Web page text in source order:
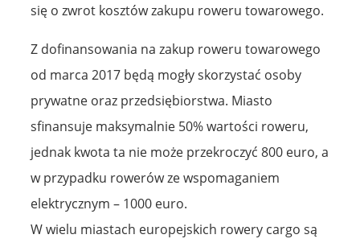
się o zwrot kosztów zakupu roweru towarowego.
Z dofinansowania na zakup roweru towarowego
od marca 2017 będą mogły skorzystać osoby
prywatne oraz przedsiębiorstwa. Miasto
sfinansuje maksymalnie 50% wartości roweru,
jednak kwota ta nie może przekroczyć 800 euro, a
w przypadku rowerów ze wspomaganiem
elektrycznym – 1000 euro.
W wielu miastach europejskich rowery cargo są